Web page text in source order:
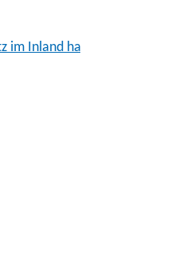
im Inland hatten